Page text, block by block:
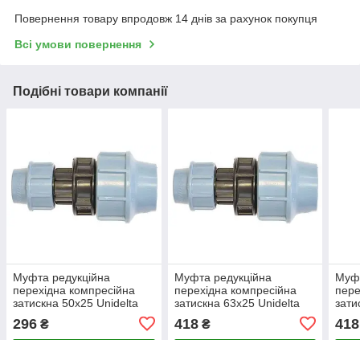
Повернення товару впродовж 14 днів за рахунок покупця
Всі умови повернення
Подібні товари компанії
Муфта редукційна
перехідна компресійна
затискна 50x25 Unidelta
296 ₴
Муфта редукційна
перехідна компресійна
затискна 63x25 Unidelta
418₴ 418